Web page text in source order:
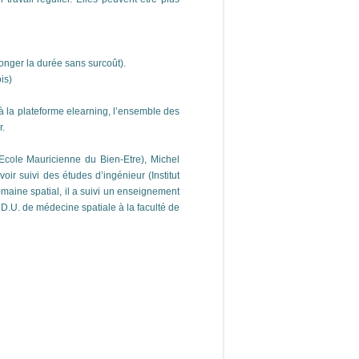
la durée sans surcoût).
la plateforme elearning, l’ensemble des
Mauricienne du Bien-Etre), Michel
suivi des études d’ingénieur (Institut
spatial, il a suivi un enseignement
de médecine spatiale à la faculté de